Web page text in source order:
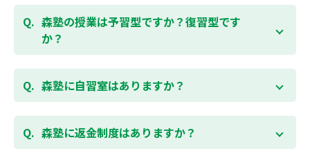
ど）も可能です。 普段忙しくてなかなか手が回らない
科目も、テスト前に集中して対策できると好評です。
「質量ともに日本一」と自負する研修制度を受け、知
識や教え方を習得した先生が、一人ひとりの能力、個
性に合わせて個別指導いたします。先生とお子様の相
性を大切にするために、相性が合わなければ先生変更
森塾の授業は予習型ですか？復習型です
か？
春期・夏期等の講習以外では森塾の授業は学校で習っ
たところを教える「復習型授業」ではなく、塾で習っ
のが楽しくなります。
勉強が楽しくなるとテストの成績が上がり、テストの
森塾に自習室はありますか？
各校舎に完備しています。
空いている時間があれば、学校の授業の予習や宿題、
森塾に返金制度はありますか？